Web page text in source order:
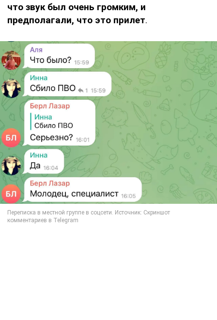
что звук был очень громким, и
предполагали, что это прилет.